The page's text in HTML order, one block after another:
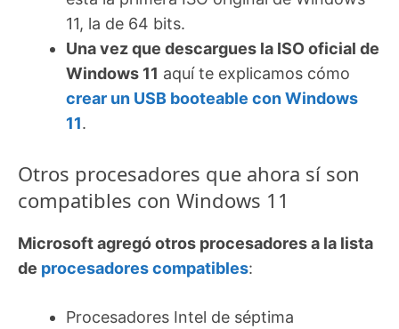
11, la de 64 bits.
Una vez que descargues la ISO oficial de
Windows 11 aquí te explicamos cómo
crear un USB booteable con Windows
11.
Otros procesadores que ahora sí son
compatibles con Windows 11
Microsoft agregó otros procesadores a la lista
de procesadores compatibles:
Procesadores Intel de séptima